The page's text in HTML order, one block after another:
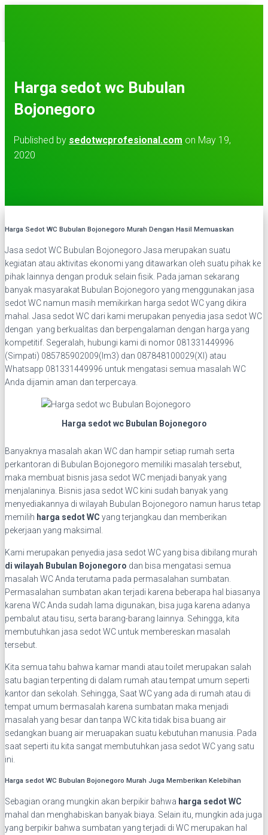
LAYANAN KAMI
VIDEO
Harga sedot wc Bubulan
Bojonegoro
Published by sedotwcprofesional.com on May 19,
2020
Harga Sedot WC Bubulan Bojonegoro Murah Dengan Hasil Memuaskan
Jasa sedot WC Bubulan Bojonegoro Jasa merupakan suatu
kegiatan atau aktivitas ekonomi yang ditawarkan oleh suatu pihak ke
pihak lainnya dengan produk selain fisik. Pada jaman sekarang
banyak masyarakat Bubulan Bojonegoro yang menggunakan jasa
sedot WC namun masih memikirkan harga sedot WC yang dikira
mahal. Jasa sedot WC dari kami merupakan penyedia jasa sedot WC
dengan yang berkualitas dan berpengalaman dengan harga yang
kompetitif. Segeralah, hubungi kami di nomor 081331449996
(Simpati) 085785902009(Im3) dan 087848100029(Xl) atau
Whatsapp 081331449996 untuk mengatasi semua masalah WC
Anda dijamin aman dan terpercaya.
Harga sedot wc Bubulan Bojonegoro
Banyaknya masalah akan WC dan hampir setiap rumah serta
perkantoran di Bubulan Bojonegoro memiliki masalah tersebut,
maka membuat bisnis jasa sedot WC menjadi banyak yang
menjalaninya. Bisnis jasa sedot WC kini sudah banyak yang
menyediakannya di wilayah Bubulan Bojonegoro namun harus tetap
memilih harga sedot WC yang terjangkau dan memberikan
pekerjaan yang maksimal.
Kami merupakan penyedia jasa sedot WC yang bisa dibilang murah
di wilayah Bubulan Bojonegoro dan bisa mengatasi semua
masalah WC Anda terutama pada permasalahan sumbatan.
Permasalahan sumbatan akan terjadi karena beberapa hal biasanya
karena WC Anda sudah lama digunakan, bisa juga karena adanya
pembalut atau tisu, serta barang-barang lainnya. Sehingga, kita
membutuhkan jasa sedot WC untuk membereskan masalah
tersebut.
Kita semua tahu bahwa kamar mandi atau toilet merupakan salah
satu bagian terpenting di dalam rumah atau tempat umum seperti
kantor dan sekolah. Sehingga, Saat WC yang ada di rumah atau di
tempat umum bermasalah karena sumbatan maka menjadi
masalah yang besar dan tanpa WC kita tidak bisa buang air
sedangkan buang air meruapakan suatu kebutuhan manusia. Pada
saat seperti itu kita sangat membutuhkan jasa sedot WC yang satu
ini.
Harga sedot WC Bubulan Bojonegoro Murah Juga Memberikan Kelebihan
Sebagian orang mungkin akan berpikir bahwa harga sedot WC
mahal dan menghabiskan banyak biaya. Selain itu, mungkin ada juga
yang berpikir bahwa sumbatan yang terjadi di WC merupakan hal